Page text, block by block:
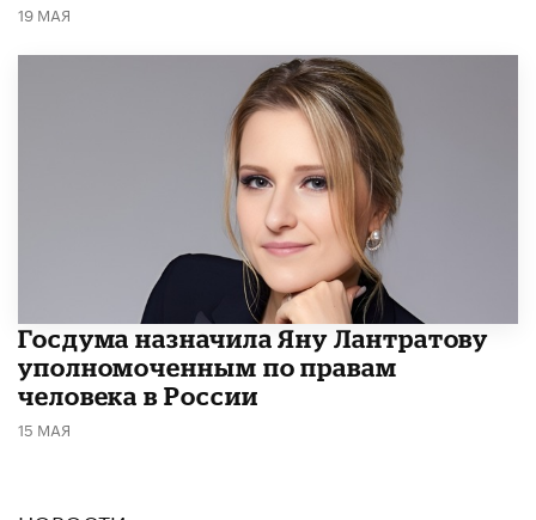
19 МАЯ
Госдума назначила Яну Лантратову
уполномоченным по правам
человека в России
15 МАЯ